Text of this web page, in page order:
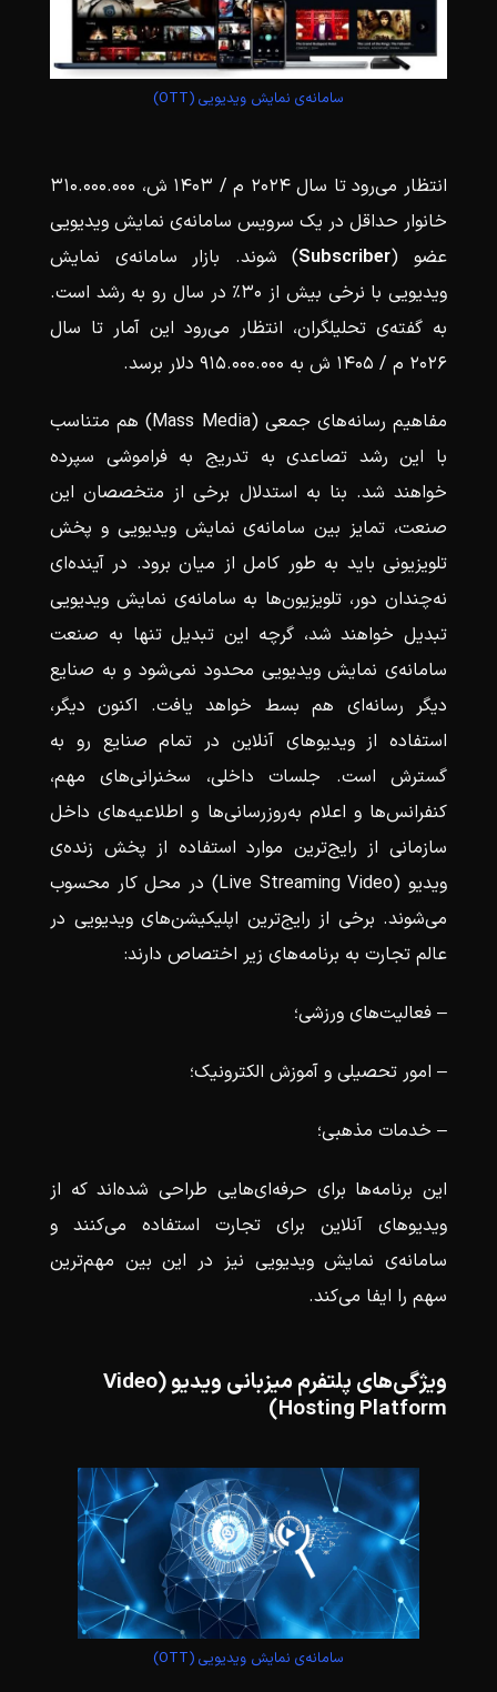
سامانه‌ی نمایش ویدیویی (OTT)
انتظار می‌رود تا سال ۲۰۲۴ م / ۱۴۰۳ ش، ۳۱۰.۰۰۰.۰۰۰
خانوار حداقل در یک سرویس سامانه‌ی نمایش ویدیویی
عضو (Subscriber) شوند. بازار سامانه‌ی نمایش
ویدیویی با نرخی بیش از ۳۰٪ در سال رو به رشد است.
به گفته‌ی تحلیلگران، انتظار می‌رود این آمار تا سال
۲۰۲۶ م / ۱۴۰۵ ش به ۹۱۵.۰۰۰.۰۰۰ دلار برسد.
مفاهیم رسانه‌های جمعی (Mass Media) هم متناسب
با این رشد تصاعدی به تدریج به فراموشی سپرده
خواهند شد. بنا به استدلال برخی از متخصصان این
صنعت، تمایز بین سامانه‌ی نمایش ویدیویی و پخش
تلویزیونی باید به طور کامل از میان برود. در آینده‌ای
نه‌چندان دور، تلویزیون‌ها به سامانه‌ی نمایش ویدیویی
تبدیل خواهند شد، گرچه این تبدیل تنها به صنعت
سامانه‌ی نمایش ویدیویی محدود نمی‌شود و به صنایع
دیگر رسانه‌ای هم بسط خواهد یافت. اکنون دیگر،
استفاده از ویدیوهای آنلاین در تمام صنایع رو به
گسترش است. جلسات داخلی، سخنرانی‌های مهم،
کنفرانس‌ها و اعلام به‌روزرسانی‌ها و اطلاعیه‌های داخل
سازمانی از رایج‌ترین موارد استفاده از پخش زنده‌ی
ویدیو (Live Streaming Video) در محل کار محسوب
می‌شوند. برخی از رایج‌ترین اپلیکیشن‌های ویدیویی در
عالم تجارت به برنامه‌های زیر اختصاص دارند:
– فعالیت‌های ورزشی؛
– امور تحصیلی و آموزش الکترونیک؛
– خدمات مذهبی؛
این برنامه‌ها برای حرفه‌ای‌هایی طراحی شده‌اند که از
ویدیوهای آنلاین برای تجارت استفاده می‌کنند و
سامانه‌ی نمایش ویدیویی نیز در این بین مهم‌ترین
سهم را ایفا می‌کند.
ویژگی‌های پلتفرم میزبانی ویدیو (Video
Hosting Platform)
سامانه‌ی نمایش ویدیویی (OTT)